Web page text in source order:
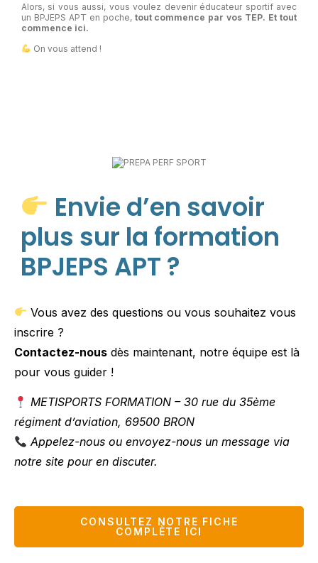
Alors, si vous aussi, vous voulez devenir éducateur sportif avec
un BPJEPS APT en poche, tout commence par vos TEP. Et tout
commence ici.
On vous attend !
Envie d’en savoir
plus sur la formation
BPJEPS APT ?
Vous avez des questions ou vous souhaitez vous
inscrire ?
Contactez-nous dès maintenant, notre équipe est là
pour vous guider !
METISPORTS FORMATION – 30 rue du 35ème
régiment d’aviation, 69500 BRON
Appelez-nous ou envoyez-nous un message via
notre site pour en discuter.
CONSULTEZ NOTRE FICHE
COMPLÈTE ICI